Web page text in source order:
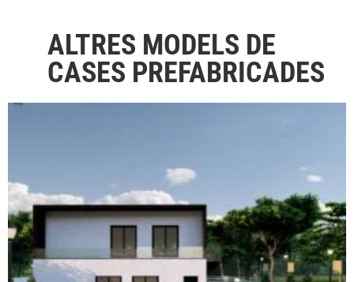
ALTRES MODELS DE
CASES PREFABRICADES